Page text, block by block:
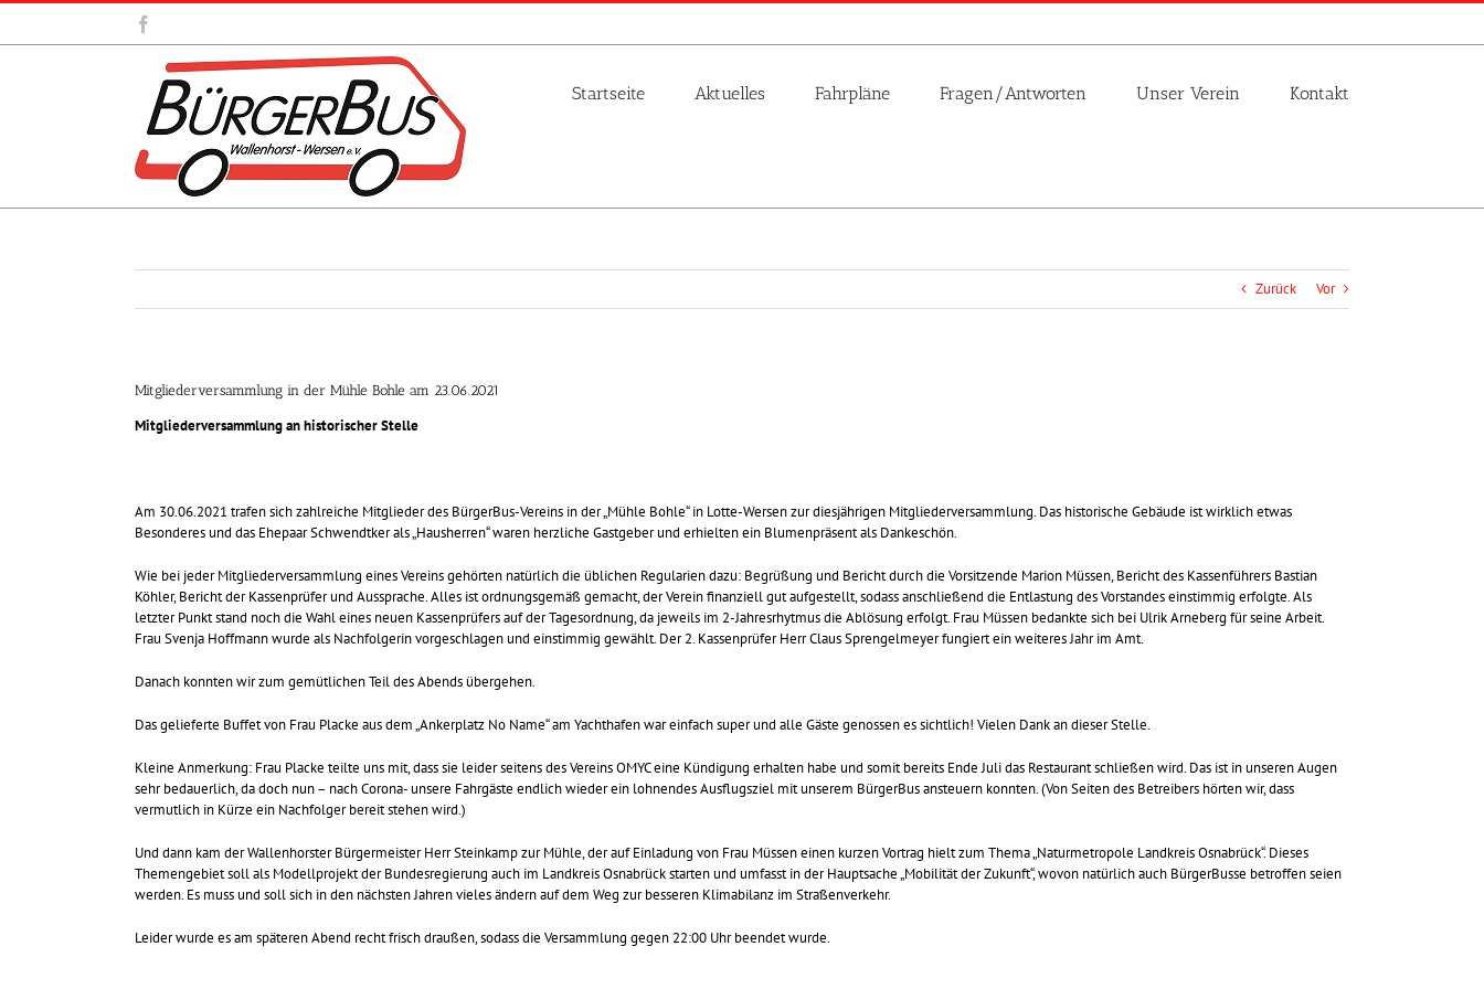
Zum
springen
Startseite Aktuelles Fahrpläne Fragen/Antworten Unser Verein Kontakt
Zurück Vor
Mitgliederversammlung in der Mühle Bohle am 23.06.2021
Mitgliederversammlung an historischer Stelle
Am 30.06.2021 trafen sich zahlreiche Mitglieder des BürgerBus-Vereins in der „Mühle Bohle“ in Lotte-Wersen zur diesjährigen Mitgliederversammlung. Das historische Gebäude ist wirklich etwas
Besonderes und das Ehepaar Schwendtker als „Hausherren“ waren herzliche Gastgeber und erhielten ein Blumenpräsent als Dankeschön.
Wie bei jeder Mitgliederversammlung eines Vereins gehörten natürlich die üblichen Regularien dazu: Begrüßung und Bericht durch die Vorsitzende Marion Müssen, Bericht des Kassenführers Bastian
Köhler, Bericht der Kassenprüfer und Aussprache. Alles ist ordnungsgemäß gemacht, der Verein finanziell gut aufgestellt, sodass anschließend die Entlastung des Vorstandes einstimmig erfolgte. Als
letzter Punkt stand noch die Wahl eines neuen Kassenprüfers auf der Tagesordnung, da jeweils im 2-Jahresrhytmus die Ablösung erfolgt. Frau Müssen bedankte sich bei Ulrik Arneberg für seine Arbeit.
Frau Svenja Hoffmann wurde als Nachfolgerin vorgeschlagen und einstimmig gewählt. Der 2. Kassenprüfer Herr Claus Sprengelmeyer fungiert ein weiteres Jahr im Amt.
Danach konnten wir zum gemütlichen Teil des Abends übergehen.
Das gelieferte Buffet von Frau Placke aus dem „Ankerplatz No Name“ am Yachthafen war einfach super und alle Gäste genossen es sichtlich! Vielen Dank an dieser Stelle.
Kleine Anmerkung: Frau Placke teilte uns mit, dass sie leider seitens des Vereins OMYC eine Kündigung erhalten habe und somit bereits Ende Juli das Restaurant schließen wird. Das ist in unseren Augen
sehr bedauerlich, da doch nun – nach Corona- unsere Fahrgäste endlich wieder ein lohnendes Ausflugsziel mit unserem BürgerBus ansteuern konnten. (Von Seiten des Betreibers hörten wir, dass
vermutlich in Kürze ein Nachfolger bereit stehen wird.)
Und dann kam der Wallenhorster Bürgermeister Herr Steinkamp zur Mühle, der auf Einladung von Frau Müssen einen kurzen Vortrag hielt zum Thema „Naturmetropole Landkreis Osnabrück“. Dieses
Themengebiet soll als Modellprojekt der Bundesregierung auch im Landkreis Osnabrück starten und umfasst in der Hauptsache „Mobilität der Zukunft“, wovon natürlich auch BürgerBusse betroffen seien
werden. Es muss und soll sich in den nächsten Jahren vieles ändern auf dem Weg zur besseren Klimabilanz im Straßenverkehr.
Leider wurde es am späteren Abend recht frisch draußen, sodass die Versammlung gegen 22:00 Uhr beendet wurde.